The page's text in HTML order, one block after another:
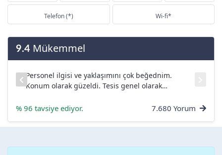
Telefon (*) Wi-fi*
9.4 Mükemmel
Personel ilgisi ve yaklaşımını çok beğednim.
Konum olarak güzeldi. Tesis genel olarak
% 96 tavsiye ediyor. 7.680 Yorum